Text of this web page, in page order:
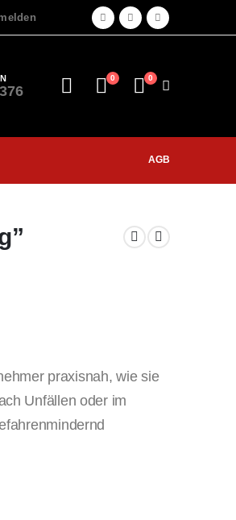
0 0
AGB
praxisnah, wie sie
Unfällen oder im